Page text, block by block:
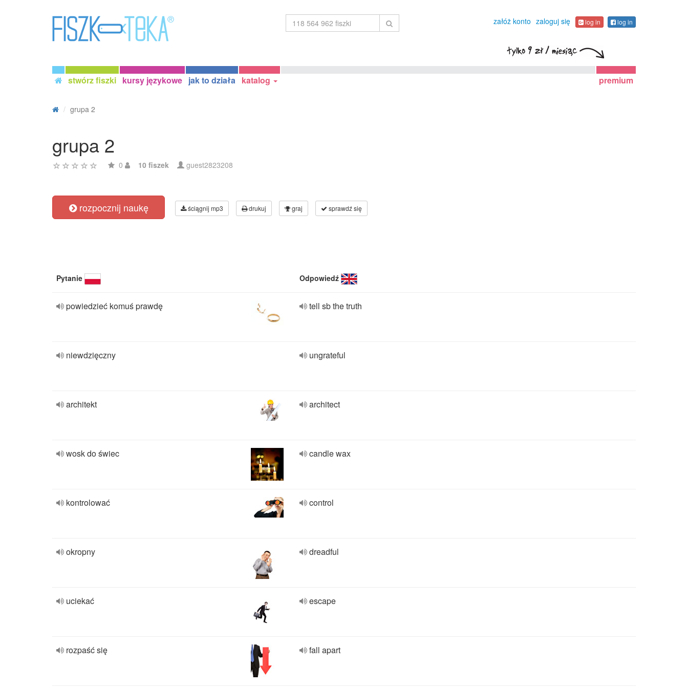
załóż konto zaloguj się log in log in
stwórz fiszki kursy językowe jak to działa katalog premium
grupa 2
grupa 2
0 10 fiszek guest2823208
rozpocznij naukę ściągnij mp3 drukuj graj sprawdź się
Pytanie Odpowiedź
powiedzieć komuś prawdę tell sb the truth
niewdzięczny ungrateful
architekt architect
wosk do świec candle wax
kontrolować control
okropny dreadful
uciekać escape
rozpaść się fall apart